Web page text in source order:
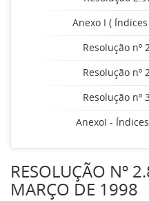
Anexo I (
Resolução nº
Resolução nº
Resolução nº
AnexoI -
RESOLUÇÃO Nº
MARÇO DE 1998